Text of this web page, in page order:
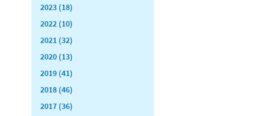
2023 (18)
2022 (10)
2021 (32)
2020 (13)
2019 (41)
2018 (46)
2017 (36)